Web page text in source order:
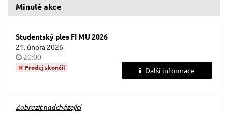
Minulé akce
Studentský ples FI MU 2026
21. února 2026
Time
of
20:00
Prodej skončil Další informace
Zobrazit nadcházející